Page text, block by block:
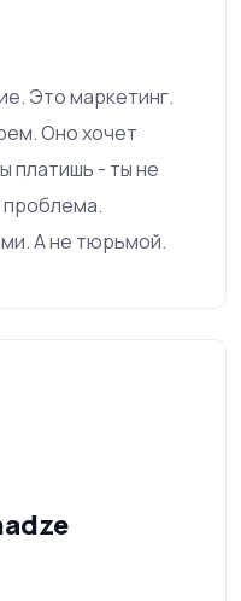
Это маркетинг.
Оно хочет
платишь - ты не
проблема.
А не тюрьмой.